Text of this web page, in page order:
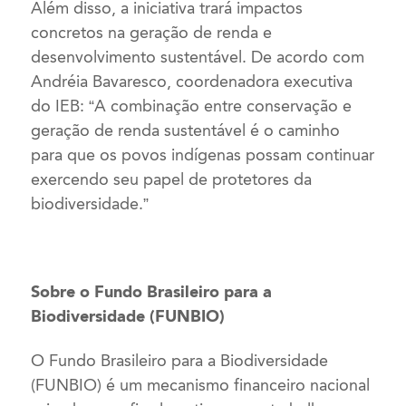
Além disso, a iniciativa trará impactos
concretos na geração de renda e
desenvolvimento sustentável. De acordo com
Andréia Bavaresco, coordenadora executiva
do IEB: “A combinação entre conservação e
geração de renda sustentável é o caminho
para que os povos indígenas possam continuar
exercendo seu papel de protetores da
biodiversidade.”
Sobre o Fundo Brasileiro para a
Biodiversidade (FUNBIO)
O Fundo Brasileiro para a Biodiversidade
(FUNBIO) é um mecanismo financeiro nacional